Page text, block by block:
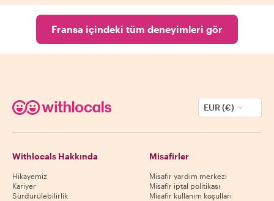
Fransa içindeki tüm deneyimleri gör
EUR (€)
Withlocals Hakkında
Hikayemiz
Kariyer
Sürdürülebilirlik
Misafirler
Misafir yardım merkezi
Misafir iptal politikası
Misafir kullanım koşulları